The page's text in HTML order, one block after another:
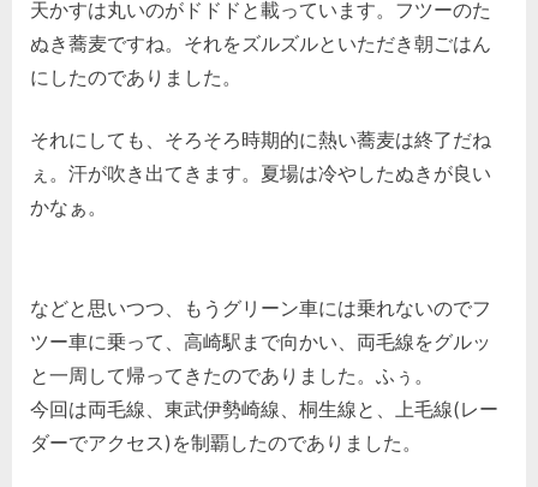
天かすは丸いのがドドドと載っています。フツーのた
ぬき蕎麦ですね。それをズルズルといただき朝ごはん
にしたのでありました。
それにしても、そろそろ時期的に熱い蕎麦は終了だね
ぇ。汗が吹き出てきます。夏場は冷やしたぬきが良い
かなぁ。
などと思いつつ、もうグリーン車には乗れないのでフ
ツー車に乗って、高崎駅まで向かい、両毛線をグルッ
と一周して帰ってきたのでありました。ふぅ。
今回は両毛線、東武伊勢崎線、桐生線と、上毛線(レー
ダーでアクセス)を制覇したのでありました。